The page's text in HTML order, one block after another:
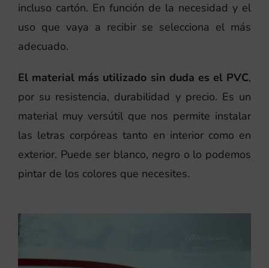
incluso cartón. En función de la necesidad y el
uso que vaya a recibir se selecciona el más
adecuado.
El material más utilizado sin duda es el PVC,
por su resistencia, durabilidad y precio. Es un
material muy versútil que nos permite instalar
las letras corpóreas tanto en interior como en
exterior. Puede ser blanco, negro o lo podemos
pintar de los colores que necesites.